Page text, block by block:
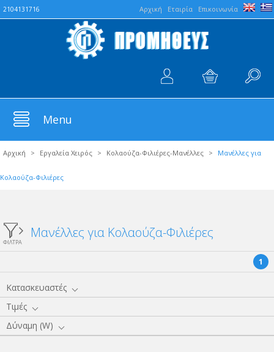
Aρχική Εταιρία Επικοινωνία
2104131716
Menu
Αρχική > Εργαλεία Χειρός > Κολαούζα-Φιλιέρες-Μανέλλες > Μανέλλες για
Κολαούζα-Φιλιέρες
ΦΙΛΤΡΑ
Μανέλλες για Κολαούζα-Φιλιέρες
1
Κατασκευαστές
Τιμές
Δύναμη (W)